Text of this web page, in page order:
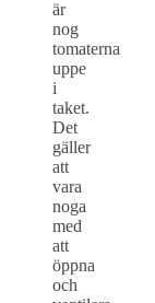
är
nog
tomaterna
uppe
i
taket.
Det
gäller
att
vara
noga
med
att
öppna
och